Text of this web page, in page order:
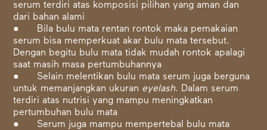
serum terdiri atas komposisi pilihan yang aman dan
dari bahan alami
● Bila bulu mata rentan rontok maka pemakaian
serum bisa memperkuat akar bulu mata tersebut.
Dengan begitu bulu mata tidak mudah rontok apalagi
saat masih masa pertumbuhannya
● Selain melentikan bulu mata serum juga berguna
untuk memanjangkan ukuran eyelash. Dalam serum
terdiri atas nutrisi yang mampu meningkatkan
pertumbuhan bulu mata
● Serum juga mampu mempertebal bulu mata